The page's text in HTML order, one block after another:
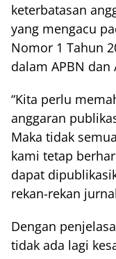
keterbatasan
yang mengacu
Nomor 1 Tahun
dalam APBN dan
“Kita perlu
anggaran
Maka tidak
kami tetap
dapat
rekan-rekan
Dengan
tidak ada lagi